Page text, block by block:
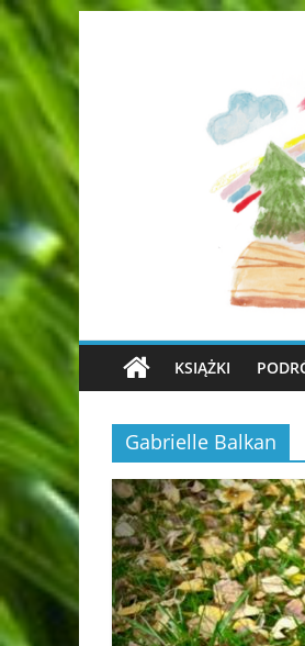
KSIĄŻKI
Gabrielle Balkan